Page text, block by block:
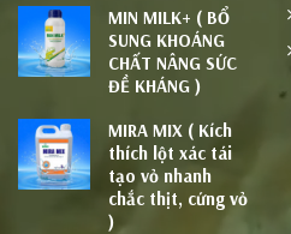
MIN MILK+ ( BỔ
SUNG KHOÁNG
CHẤT NÂNG SỨC
ĐỀ KHÁNG )
MIRA MIX ( Kích
thích lột xác tái
tạo vỏ nhanh
chắc thịt, cứng vỏ
)